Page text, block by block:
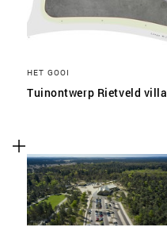
HET GOOI
Tuinontwerp Rietveld villa